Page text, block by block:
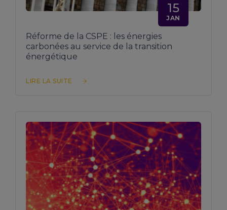
15
JAN
Réforme de la CSPE : les énergies
carbonées au service de la transition
énergétique
LIRE LA SUITE